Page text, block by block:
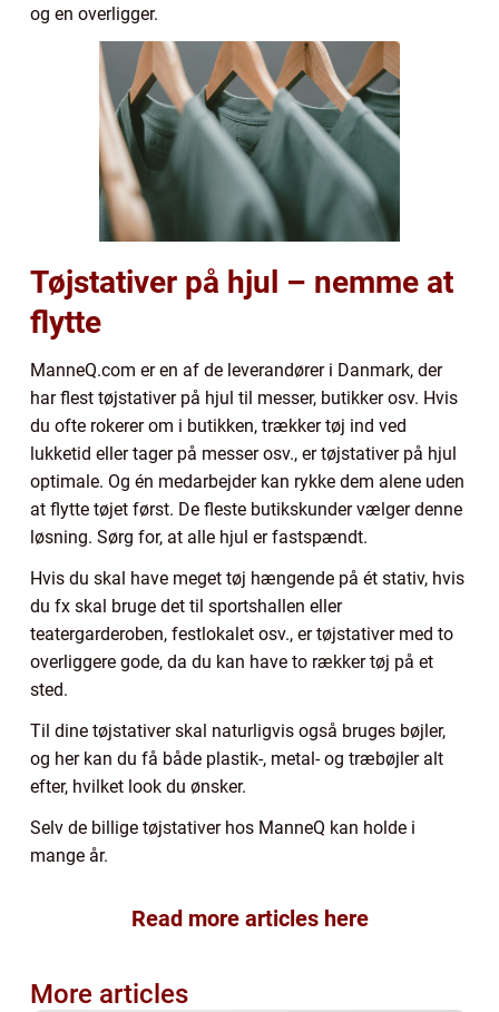
og en overligger.
Tøjstativer på hjul – nemme at
flytte
ManneQ.com er en af de leverandører i Danmark, der
har flest tøjstativer på hjul til messer, butikker osv. Hvis
du ofte rokerer om i butikken, trækker tøj ind ved
lukketid eller tager på messer osv., er tøjstativer på hjul
optimale. Og én medarbejder kan rykke dem alene uden
at flytte tøjet først. De fleste butikskunder vælger denne
løsning. Sørg for, at alle hjul er fastspændt.
Hvis du skal have meget tøj hængende på ét stativ, hvis
du fx skal bruge det til sportshallen eller
teatergarderoben, festlokalet osv., er tøjstativer med to
overliggere gode, da du kan have to rækker tøj på et
sted.
Til dine tøjstativer skal naturligvis også bruges bøjler,
og her kan du få både plastik-, metal- og træbøjler alt
efter, hvilket look du ønsker.
Selv de billige tøjstativer hos ManneQ kan holde i
mange år.
Read more articles here
More articles